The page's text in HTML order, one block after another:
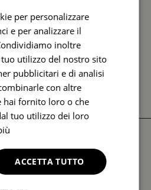
Specchio circolare decoro
marmo onice
109.99 €
per personalizzare
e per analizzare il
inoltre
utilizzo del nostro sito
pubblicitari e di analisi
con altre
hai fornito loro o che
tuo utilizzo dei loro
ACCETTA TUTTO